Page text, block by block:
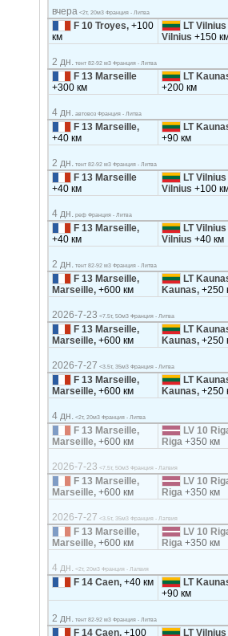
вчера <2т, 20м3 Франция - Литва
F 10 Troyes,+100
км
LT
Vilnius+150
2 дн. тент 82-92 м3 Франция - Литва
F 13 Marseille
+300 км
LT
+200 км
4 дн. автовоз Франция - Литва
F 13 Marseille,
+40 км
LT
+90 км
2 дн. тент 82-92 м3 Франция - Литва
F 13 Marseille
+40 км
LT
Vilnius+100
4 дн. реф Франция - Литва
F 13 Marseille,
+40 км
LT
Vilnius+40 км
2 дн. тент 82-92 м3 Франция - Литва
F 13 Marseille,
Marseille,+600 км
LT
Kaunas,+250
2026-7-23 <7.5т, 50м3 Франция - Литва
F 13 Marseille,
Marseille,+600 км
LT
Kaunas,+250
2026-7-27 <3.5т, 35м3 Франция - Литва
F 13 Marseille,
Marseille,+600 км
LT
Kaunas,+250
4 дн. <2т, 20м3 Франция - Литва
F 13 Marseille,
Marseille,+600 км
LV 10
Riga+350 км
2026-7-23 <7.5т, 50м3 Франция - Латвия
F 13 Marseille,
Marseille,+600 км
LV 10
Riga+350 км
2026-7-27 <3.5т, 35м3 Франция - Латвия
F 13 Marseille,
Marseille,+600 км
LV 10
Riga+350 км
4 дн. <2т, 20м3 Франция - Латвия
F 14 Caen,+40 км
LT
+90 км
2 дн. тент 82-92 м3 Франция - Литва
F 14 Caen,+100
LT